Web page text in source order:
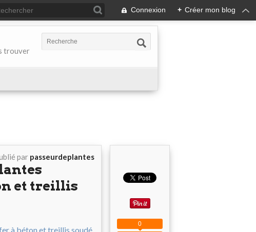
Connexion + Créer mon blog
trouver
par passeurdeplantes
et treillis
0